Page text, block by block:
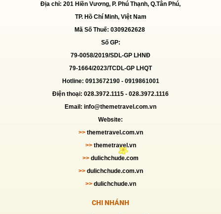
Địa chỉ: 201 Hiền Vương, P. Phú Thạnh, Q.Tân Phú,
TP. Hồ Chí Minh, Việt Nam
Mã Số Thuế: 0309262628
Số GP:
79-0058/2019/SDL-GP LHNĐ
79-1664/2023/TCDL-GP LHQT
Hotline: 0913672190 - 0919861001
Điện thoại: 028.3972.1115 - 028.3972.1116
Email: info@themetravel.com.vn
Website:
>> themetravel.com.vn
>> themetravel.vn
>> dulichchude.com
>> dulichchude.com.vn
>> dulichchude.vn
CHI NHÁNH